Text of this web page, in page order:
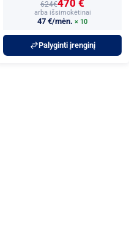
624€470 €
arba išsimokėtinai
47 €/mėn. × 10
Palyginti įrenginį